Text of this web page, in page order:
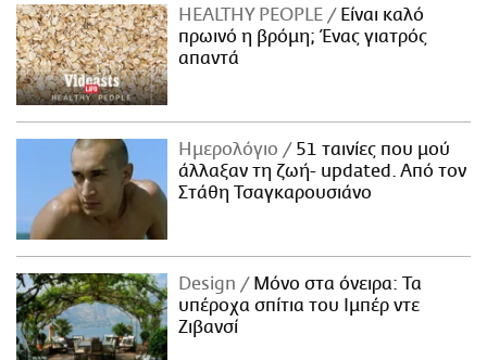
HEALTHY PEOPLE
Είναι καλό
πρωινό η βρόμη; Ένας γιατρός
απαντά
Ημερολόγιο
51 ταινίες που μού
άλλαξαν τη ζωή- updated. Aπό τον
Στάθη Τσαγκαρουσιάνο
Design
Μόνο στα όνειρα: Τα
υπέροχα σπίτια του Ιμπέρ ντε
Ζιβανσί